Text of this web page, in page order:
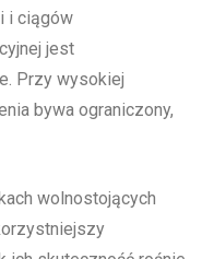
i ciągów
jest
Przy wysokiej
bywa ograniczony,
wolnostojących